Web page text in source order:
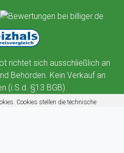
richtet sich ausschließlich an
Behörden. Kein Verkauf an
(i.S.d. §13 BGB).
Cookies stellen die technische